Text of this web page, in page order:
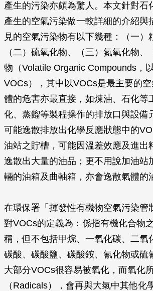
產生的污染亦頗為驚人。本文針對石
產生的空氣污染做一較詳細的介紹與
見的空氣污染物有以下幾種：（一）
（二）硫氧化物、（三）氮氧化物
物（Volatile Organic Compounds，
VOCs），其中以VOCs是最主要的
體的危害亦最直接，如煉油、石化等
化、蒸餾等製程操作的排放口與設備
可能逸散排放出化學反應狀態中的
油站之貯槽，可能因溫差效應及進出
逸散出大量的油品；更不用說加油站
輛的油箱及曲軸箱，亦會逸散氣體的
在環保署「揮發性有機物空氣污染管
對VOCs的定義為：係指有機化合物
稱，但不包括甲烷、一氧化碳、二氧
碳酸、碳酸鹽、碳酸銨、氰化物或硫
大部分VOCs很容易被氧化，而氧化
（Radicals），會再與大氣中其他化